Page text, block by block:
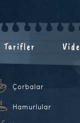
Tarifler
Çorbalar
Hamurlular